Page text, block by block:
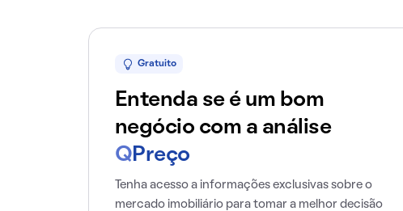
Gratuito
Entenda se é um bom
negócio com a análise
Q Preço
Tenha acesso a informações exclusivas sobre o
mercado imobiliário para tomar a melhor decisão